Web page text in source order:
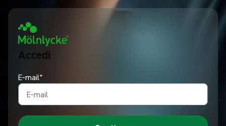
Accedi
E‑mail*